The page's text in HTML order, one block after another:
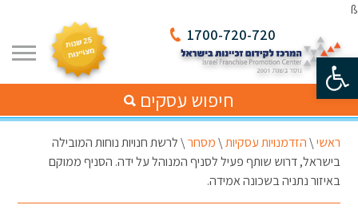
פתח סרגל נגישות
ß
1700-720-720
חיפוש עסקים
ראשי\הזדמנויות עסקיות\מסחר\לרשת חנויות נוחות המובילה
בישראל, דרוש שותף פעיל לסניף המנוהל על ידה. הסניף ממוקם
באיזור נתניה בשכונה אמידה.